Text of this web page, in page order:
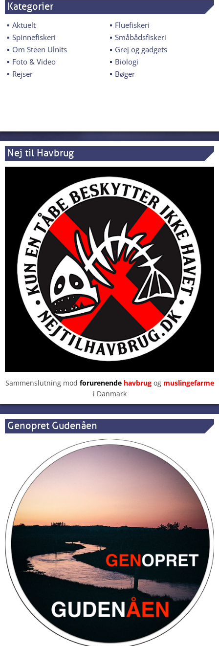
Kategorier
Aktuelt
Fluefiskeri
Spinnefiskeri
Småbådsfiskeri
Om Steen Ulnits
Grej og gadgets
Foto & Video
Biologi
Rejser
Bøger
Nej til Havbrug
Sammenslutning mod forurenendehavbrugog muslingefarme
i Danmark
Genopret Gudenåen